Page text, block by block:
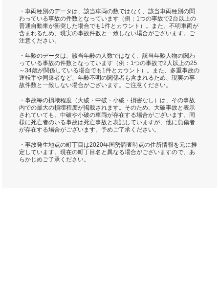
・車両種別のデータは、該当車両の数ではなく、該当車両種別の関
わっている事故の件数となっています（例：1つの事故で2台以上の
普通自動車が衝突した場合でも1件とカウント）。また、不明車両が
含まれるため、現実の事故件数と一致しない場合がございます。ご
注意ください。
・年齢のデータは、該当年齢の人数ではなく、該当年齢人物の関わ
っている事故の件数となっています（例：1つの事故で2人以上の25
～34歳が関係している場合でも1件とカウント）。また、多重事故の
運転手や同乗者など、年齢不明の関係者も含まれるため、現実の事
故件数と一致しない場合がございます。ご注意ください。
・事故毎の損壊程度（大破・中破・小破・損害なし）は、その事故
内での最大の損壊程度が掲載されます。そのため、大破事故と表示
されていても、中破や小破の車両が存在する場合がございます。同
様に死亡者のいる事故は死亡事故と表記していますが、他に負傷者
が存在する場合がございます。予めご了承ください。
・事故発生地点の町丁目は2020年国勢調査時点の住所情報を元に推
定しています。現在の町丁目名と異なる場合がございますので、あ
らかじめご了承ください。